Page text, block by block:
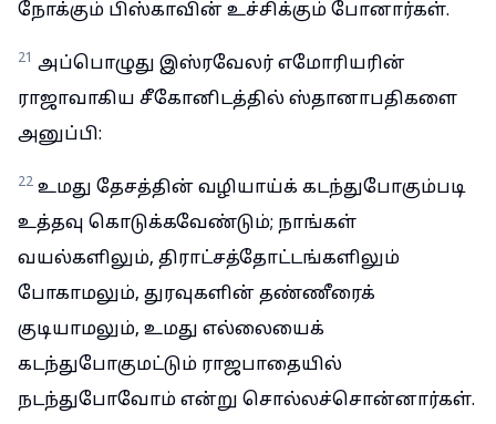
நோக்கும் பிஸ்காவின் உச்சிக்கும் போனார்கள்.
21 அப்பொழுது இஸ்ரவேலர் எமோரியரின்
ராஜாவாகிய சீகோனிடத்தில் ஸ்தானாபதிகளை
அனுப்பி:
22 உமது தேசத்தின் வழியாய்க் கடந்துபோகும்படி
உத்தவு கொடுக்கவேண்டும்; நாங்கள்
வயல்களிலும், திராட்சத்தோட்டங்களிலும்
போகாமலும், துரவுகளின் தண்ணீரைக்
குடியாமலும், உமது எல்லையைக்
கடந்துபோகுமட்டும் ராஜபாதையில்
நடந்துபோவோம் என்று சொல்லச்சொன்னார்கள்.